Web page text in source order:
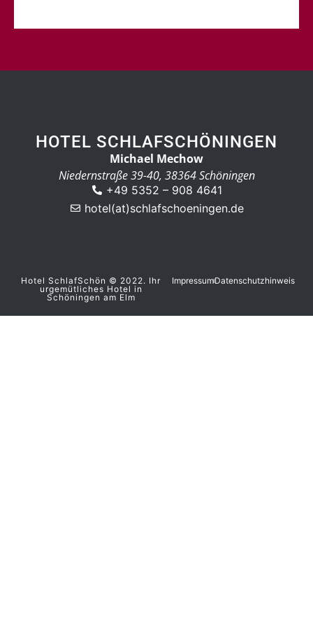
HOTEL SCHLAFSCHÖNINGEN
Michael Mechow
Niedernstraße 39-40, 38364 Schöningen
+49 5352 – 908 4641
hotel(at)schlafschoeningen.de
Hotel SchlafSchön © 2022. Ihr
urgemütliches Hotel in
Schöningen am Elm
ImpressumDatenschutzhinweis